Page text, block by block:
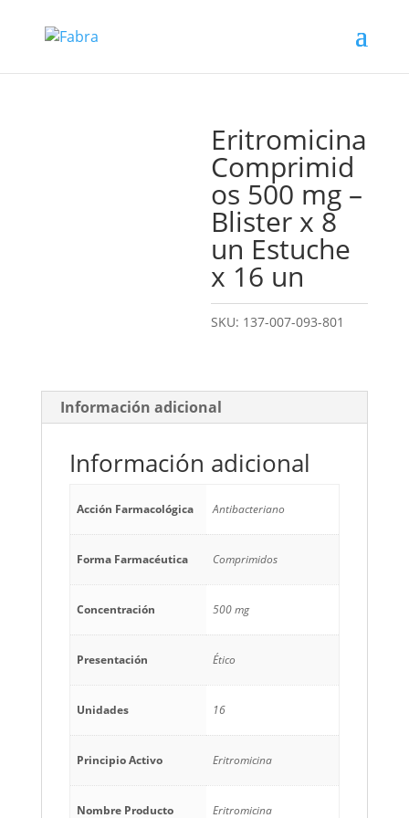
Eritromicina
Comprimid
os 500 mg –
Blister x 8
un Estuche
x 16 un
SKU: 137-007-093-801
Información adicional
Información adicional
Acción Farmacológica Antibacteriano
Forma Farmacéutica Comprimidos
Concentración 500 mg
Presentación Ético
Unidades 16
Principio Activo Eritromicina
Nombre Producto Eritromicina